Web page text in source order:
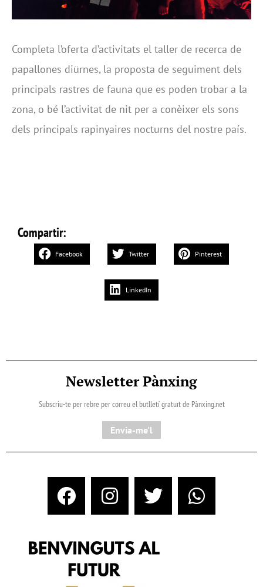
Completa l’oferta d’activitats el taller de recerca de
papallones diürnes, la proposta de seguiment dels
principals rastres de fauna que es poden trobar a la
zona, o bé l’activitat de nit per a conèixer els sons
dels principals rapinyaires nocturns del nostre país.
Compartir:
Facebook Twitter Pinterest
LinkedIn
Newsletter Pànxing
Subscriu-te per rebre per correu el butlletí gratuït de Pànxing.net​
Envia-me'l